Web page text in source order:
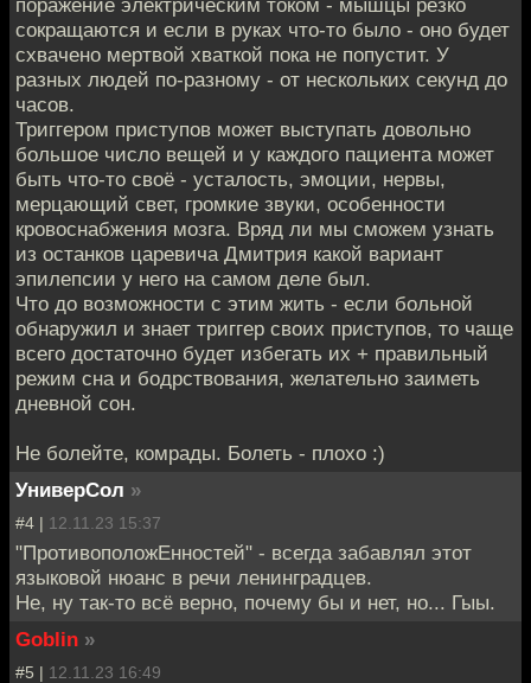
сокращаются и если в руках что-то было - оно будет
схвачено мертвой хваткой пока не попустит. У
разных людей по-разному - от нескольких секунд до
часов.
Триггером приступов может выступать довольно
большое число вещей и у каждого пациента может
быть что-то своё - усталость, эмоции, нервы,
мерцающий свет, громкие звуки, особенности
кровоснабжения мозга. Вряд ли мы сможем узнать
из останков царевича Дмитрия какой вариант
эпилепсии у него на самом деле был.
Что до возможности с этим жить - если больной
обнаружил и знает триггер своих приступов, то чаще
всего достаточно будет избегать их + правильный
режим сна и бодрствования, желательно заиметь
дневной сон.
Не болейте, комрады. Болеть - плохо :)
УниверСол »
#4 | 12.11.23 15:37
"ПротивоположЕнностей" - всегда забавлял этот
языковой нюанс в речи ленинградцев.
Не, ну так-то всё верно, почему бы и нет, но... Гыы.
Goblin »
#5 | 12.11.23 16:49